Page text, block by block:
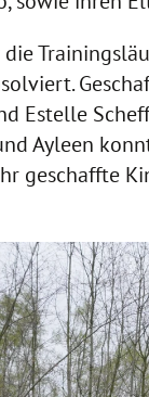
Estelle
Ayleen
geschaffte